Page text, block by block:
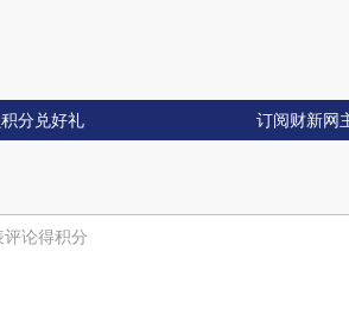
分兑好礼 订阅财新网
评论得积分